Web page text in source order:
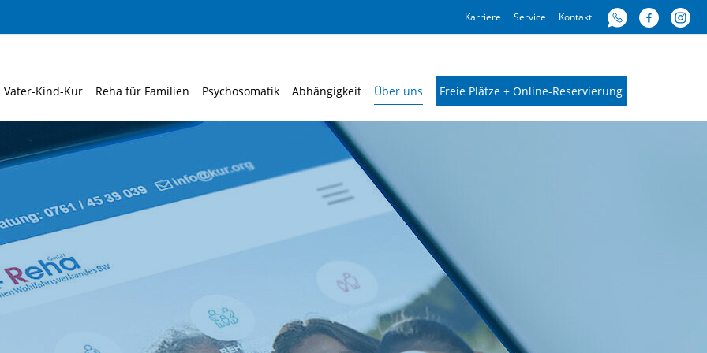
Karriere Service Kontakt
Vater-Kind-Kur Reha für Familien Psychosomatik Abhängigkeit Über uns Freie Plätze + Online-Reservierung